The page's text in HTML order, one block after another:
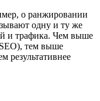
о ранжировании
одну и ту же
и трафика. Чем выше
тем выше
результативнее